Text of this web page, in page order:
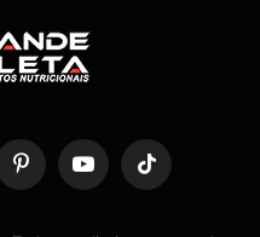
PinterestYouTubeTikTok